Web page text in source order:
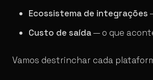
Ecossistema de integrações
Custo de saída— o que
Vamos destrinchar cada